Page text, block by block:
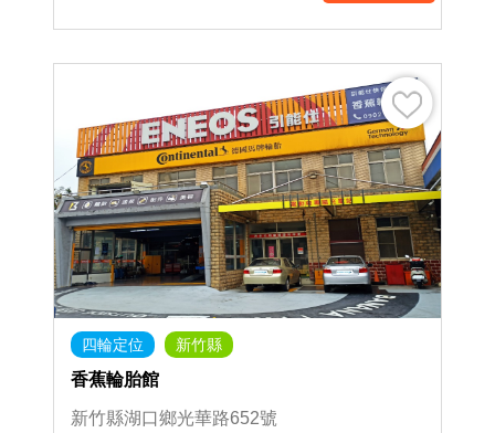
四輪定位 新竹縣
香蕉輪胎館
新竹縣湖口鄉光華路652號